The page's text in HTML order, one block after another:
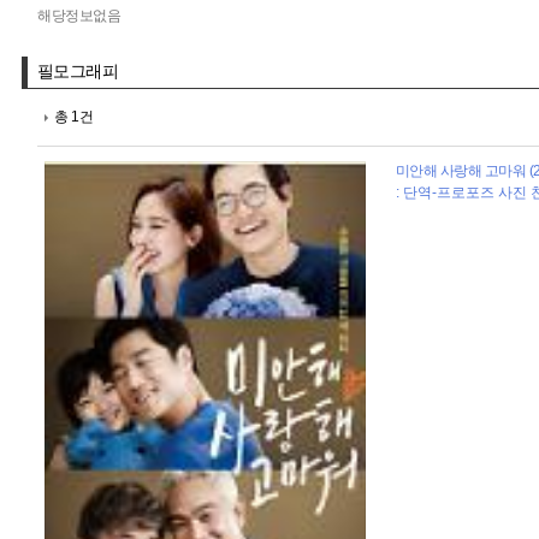
해당정보없음
필모그래피
총 1건
미안해 사랑해 고마워
: 단역-프로포즈 사진